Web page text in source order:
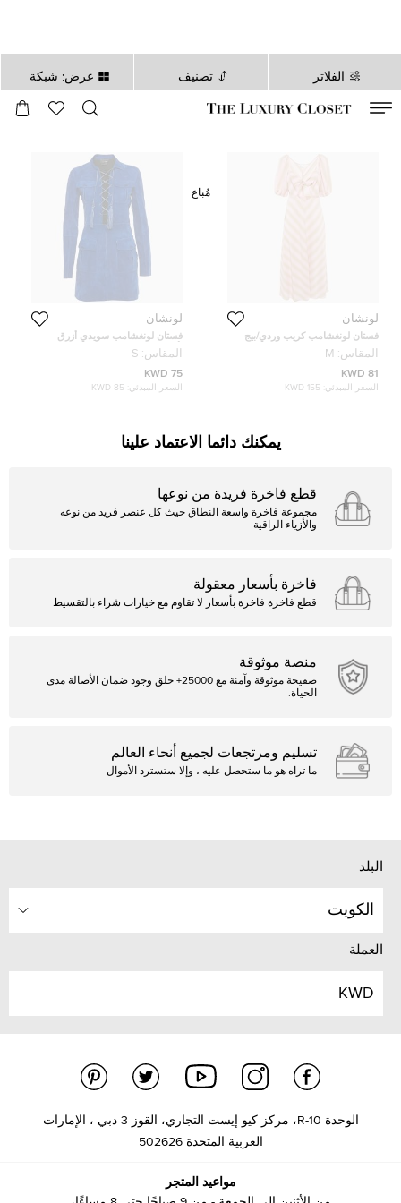
الفلاتر تصنيف عرض: شبكة
ثانية
لونشان
فستان لونغشامب كريب وردي/بيج
بتفاصيل عقدة وقصة ميدي مقاس
متوسط (ميديم)
المقاس: M
81 KWD
السعر المبدئي: 155 KWD
لونشان
فستان لونغشامب سويدي أزرق
بأربطة صغير (سمول)
المقاس: S
75 KWD
السعر المبدئي: 85 KWD
مُباع
يمكنك دائما الاعتماد علينا
قطع فاخرة فريدة من نوعها
مجموعة فاخرة واسعة النطاق حيث كل عنصر فريد من نوعه
والأزياء الراقية
فاخرة بأسعار معقولة
قطع فاخرة فاخرة بأسعار لا تقاوم مع خيارات شراء بالتقسيط
منصة موثوقة
صفيحة موثوقة وآمنة مع 25000+ خلق وجود ضمان الأصالة مدى
الحياة.
تسليم ومرتجعات لجميع أنحاء العالم
ما تراه هو ما ستحصل عليه ، وإلا ستسترد الأموال
البلد
الكويت
العملة
KWD
الوحدة R-10، مركز كيو إيست التجاري، القوز 3 دبي ، الإمارات
العربية المتحدة 502626
مواعيد المتجر